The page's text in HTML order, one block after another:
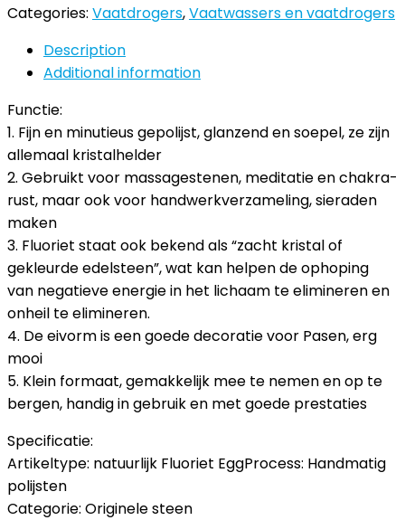
Categories: Vaatdrogers,Vaatwassers en vaatdrogers
Description
Additional information
Functie:
1. Fijn en minutieus gepolijst, glanzend en soepel, ze zijn
allemaal kristalhelder
2. Gebruikt voor massagestenen, meditatie en chakra-
rust, maar ook voor handwerkverzameling, sieraden
maken
3. Fluoriet staat ook bekend als “zacht kristal of
gekleurde edelsteen”, wat kan helpen de ophoping
van negatieve energie in het lichaam te elimineren en
onheil te elimineren.
4. De eivorm is een goede decoratie voor Pasen, erg
mooi
5. Klein formaat, gemakkelijk mee te nemen en op te
bergen, handig in gebruik en met goede prestaties
Specificatie:
Artikeltype: natuurlijk Fluoriet EggProcess: Handmatig
polijsten
Categorie: Originele steen